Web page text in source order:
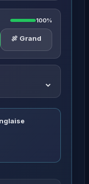
100%
🍖 Grand